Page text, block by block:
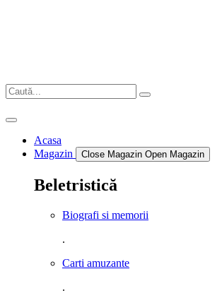
Acasa
Magazin
Close Magazin Open Magazin
Beletristică
Biografi si memorii
.
Carti amuzante
.